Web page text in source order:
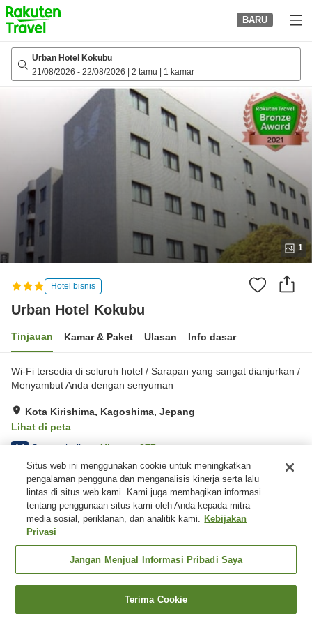
to
top
page
BARU
Urban Hotel Kokubu
21/08/2026 - 22/08/2026 2 tamu 1 kamar
1
Hotel bisnis
Urban Hotel Kokubu
Tinjauan Kamar & Paket Ulasan Info dasar
Wi-Fi tersedia di seluruh hotel / Sarapan yang sangat dianjurkan /
Menyambut Anda dengan senyuman
Kota Kirishima, Kagoshima, Jepang
Lihat di peta
4.1 Sangat baik Ulasan:277
Fasilitas properti
Tempat parkir
Spa / Salon kecantikan
Mesin penjual otomatis
Toko
Jepang Kagoshima
Kota Kirishima
Urban Hotel Kokubu
Cari kamar
Situs web ini menggunakan cookie untuk meningkatkan
pengalaman pengguna dan menganalisis kinerja serta lalu
lintas di situs web kami. Kami juga membagikan informasi
tentang penggunaan situs kami oleh Anda kepada mitra
media sosial, periklanan, dan analitik kami. Kebijakan
Privasi
Jangan Menjual Informasi Pribadi Saya
Terima Cookie